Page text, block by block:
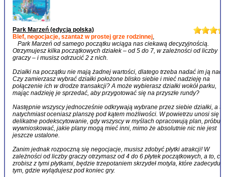
Park Marzeń (edycja polska)
Blef, negocjacje, szantaż w prostej grze rodzinnej,
Park Marzeń od samego początku wciąga nas ciekawą decyzyjnością.
Otrzymujesz kilka początkowych działek – od 5 do 7, w zależności od liczby
graczy – i musisz odrzucić 2 z nich.
Działki na początku nie mają żadnej wartości, dlatego trzeba nadać im ją
Czy zamierzasz wybrać działki położone blisko siebie i mieć nadzieję na
połączenie ich w drodze transakcji? A może wybierasz działki wokół parku,
mając nadzieję je sprzedać, aby przygotować się na przyszłe rundy?
Następnie wszyscy jednocześnie odkrywają wybrane przez siebie działki, a ty
natychmiast oceniasz planszę pod kątem możliwości. W powietrzu unosi się
delikatne podekscytowanie, gdy wszyscy w myślach opracowują plan,
wywnioskować, jakie plany mogą mieć inni, mimo że absolutnie nic nie jest
jeszcze ustalone.
Zanim jednak rozpoczną się negocjacje, musisz zdobyć płytki atrakcji! W
zależności od liczby graczy otrzymasz od 4 do 6 płytek początkowych, a to, co
zrobisz z tymi płytkami, będzie trzepotaniem skrzydeł motyla, które
tym, gdzie wylądujesz pod koniec gry.